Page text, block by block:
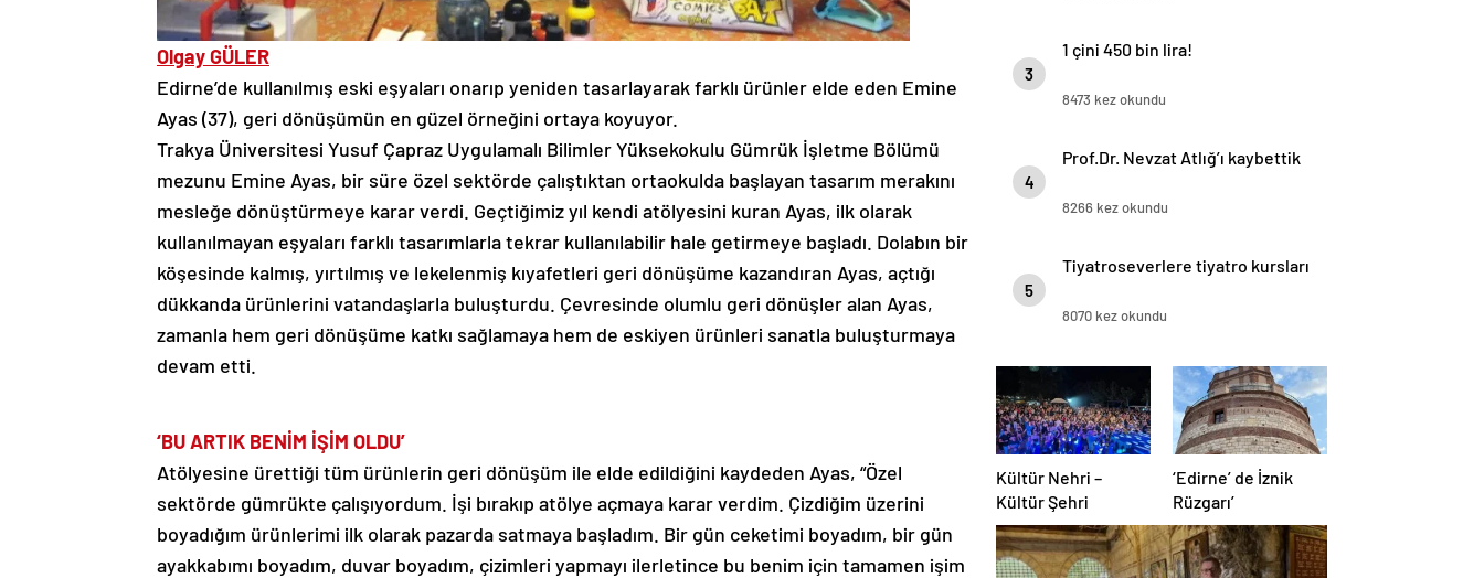
Olgay GÜLER
Edirne’de kullanılmış eski eşyaları onarıp yeniden tasarlayarak farklı ürünler elde eden Emine
Ayas (37), geri dönüşümün en güzel örneğini ortaya koyuyor.
Trakya Üniversitesi Yusuf Çapraz Uygulamalı Bilimler Yüksekokulu Gümrük İşletme Bölümü
mezunu Emine Ayas, bir süre özel sektörde çalıştıktan ortaokulda başlayan tasarım merakını
mesleğe dönüştürmeye karar verdi. Geçtiğimiz yıl kendi atölyesini kuran Ayas, ilk olarak
kullanılmayan eşyaları farklı tasarımlarla tekrar kullanılabilir hale getirmeye başladı. Dolabın bir
köşesinde kalmış, yırtılmış ve lekelenmiş kıyafetleri geri dönüşüme kazandıran Ayas, açtığı
dükkanda ürünlerini vatandaşlarla buluşturdu. Çevresinde olumlu geri dönüşler alan Ayas,
zamanla hem geri dönüşüme katkı sağlamaya hem de eskiyen ürünleri sanatla buluşturmaya
devam etti.
‘BU ARTIK BENİM İŞİM OLDU’
Atölyesine ürettiği tüm ürünlerin geri dönüşüm ile elde edildiğini kaydeden Ayas, “Özel
sektörde gümrükte çalışıyordum. İşi bırakıp atölye açmaya karar verdim. Çizdiğim üzerini
boyadığım ürünlerimi ilk olarak pazarda satmaya başladım. Bir gün ceketimi boyadım, bir gün
ayakkabımı boyadım, duvar boyadım, çizimleri yapmayı ilerletince bu benim için tamamen işim
3
1 çini 450 bin lira!
8473 kez okundu
4
Prof.Dr. Nevzat Atlığ’ı kaybettik
8266 kez okundu
5
Tiyatroseverlere tiyatro kursları
8070 kez okundu
Kültür Nehri –
Kültür Şehri
‘Edirne’ de İznik
Rüzgarı’